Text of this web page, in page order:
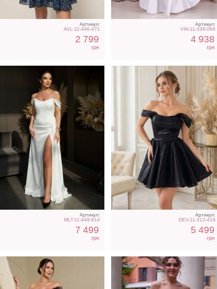
Артикул:
AVL-11-446-471
2 799
грн
Артикул:
VIN-11-338-066
4 938
грн
Артикул:
MLT-11-448-614
7 499
грн
Артикул:
DEV-11-312-419
5 499
грн
Вечернее нарядное
корсетное платье
коричневого цвета
Коктейльное классическое
белое платье миди длины